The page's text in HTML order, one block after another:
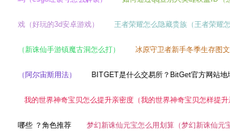
戏（好玩的3d安卓游戏） 王者荣耀怎么隐藏贵族（王者荣耀
（新诛仙手游镇魔古洞怎么打） 冰原守卫者新手冬季生存图
（阿尔宙斯用法） BITGET是什么交易所？BitGet官方网站地
我的世界神奇宝贝怎么提升亲密度（我的世界神奇宝贝怎样提升
哪些 ？角色推荐 梦幻新诛仙元宝怎么用划算（梦幻新诛仙元